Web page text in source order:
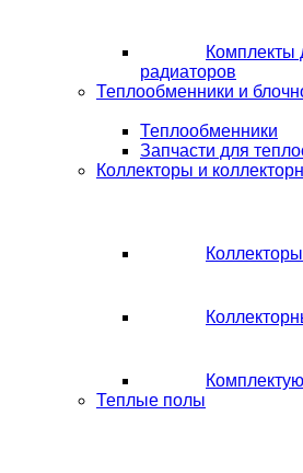
Комплекты
радиаторов
Теплообменники и
Теплообменники
Запчасти для
Коллекторы и
Коллекторы
Теплые полы